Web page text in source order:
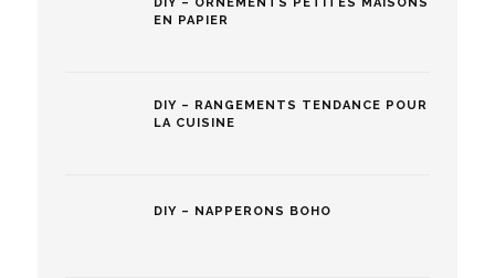
EN PAPIER
DIY – RANGEMENTS TENDANCE POUR
LA CUISINE
DIY – NAPPERONS BOHO